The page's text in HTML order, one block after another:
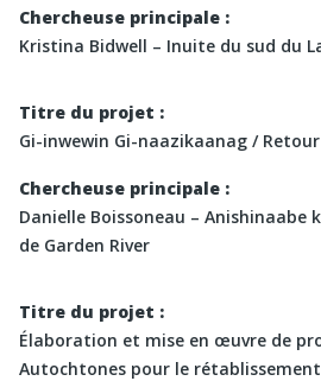
Chercheuse principale :
Kristina Bidwell – Inuite du sud du
Titre du projet :
Gi-inwewin Gi-naazikaanag /
Chercheuse principale :
Danielle Boissoneau – Anishinaabe
de Garden River
Titre du projet :
Élaboration et mise en œuvre de
Autochtones pour le